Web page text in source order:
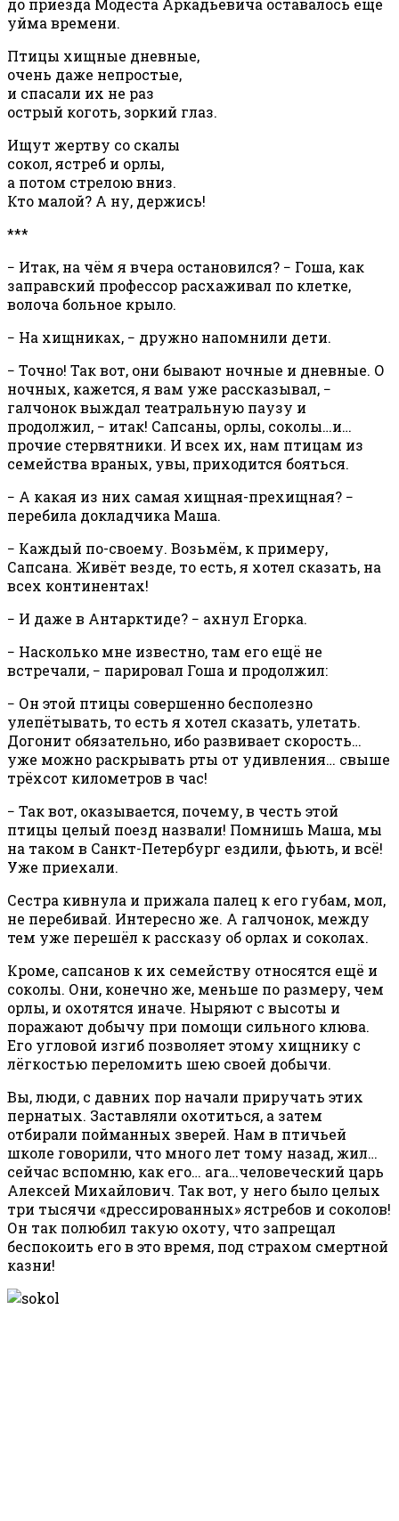
до приезда Модеста Аркадьевича оставалось ещё
уйма времени.
Птицы хищные дневные,
очень даже непростые,
и спасали их не раз
острый коготь, зоркий глаз.
Ищут жертву со скалы
сокол, ястреб и орлы,
а потом стрелою вниз.
Кто малой? А ну, держись!
***
− Итак, на чём я вчера остановился? − Гоша, как
заправский профессор расхаживал по клетке,
волоча больное крыло.
− На хищниках, − дружно напомнили дети.
− Точно! Так вот, они бывают ночные и дневные. О
ночных, кажется, я вам уже рассказывал, −
галчонок выждал театральную паузу и
продолжил, − итак! Сапсаны, орлы, соколы…и…
прочие стервятники. И всех их, нам птицам из
семейства враных, увы, приходится бояться.
− А какая из них самая хищная-прехищная? −
перебила докладчика Маша.
− Каждый по-своему. Возьмём, к примеру,
Сапсана. Живёт везде, то есть, я хотел сказать, на
всех континентах!
− И даже в Антарктиде? − ахнул Егорка.
− Насколько мне известно, там его ещё не
встречали, − парировал Гоша и продолжил:
− Он этой птицы совершенно бесполезно
улепётывать, то есть я хотел сказать, улетать.
Догонит обязательно, ибо развивает скорость…
уже можно раскрывать рты от удивления… свыше
трёхсот километров в час!
− Так вот, оказывается, почему, в честь этой
птицы целый поезд назвали! Помнишь Маша, мы
на таком в Санкт-Петербург ездили, фьють, и всё!
Уже приехали.
Сестра кивнула и прижала палец к его губам, мол,
не перебивай. Интересно же. А галчонок, между
тем уже перешёл к рассказу об орлах и соколах.
Кроме, сапсанов к их семейству относятся ещё и
соколы. Они, конечно же, меньше по размеру, чем
орлы, и охотятся иначе. Ныряют с высоты и
поражают добычу при помощи сильного клюва.
Его угловой изгиб позволяет этому хищнику с
лёгкостью переломить шею своей добычи.
Вы, люди, с давних пор начали приручать этих
пернатых. Заставляли охотиться, а затем
отбирали пойманных зверей. Нам в птичьей
школе говорили, что много лет тому назад, жил…
сейчас вспомню, как его… ага…человеческий царь
Алексей Михайлович. Так вот, у него было целых
три тысячи «дрессированных» ястребов и соколов!
Он так полюбил такую охоту, что запрещал
беспокоить его в это время, под страхом смертной
казни!